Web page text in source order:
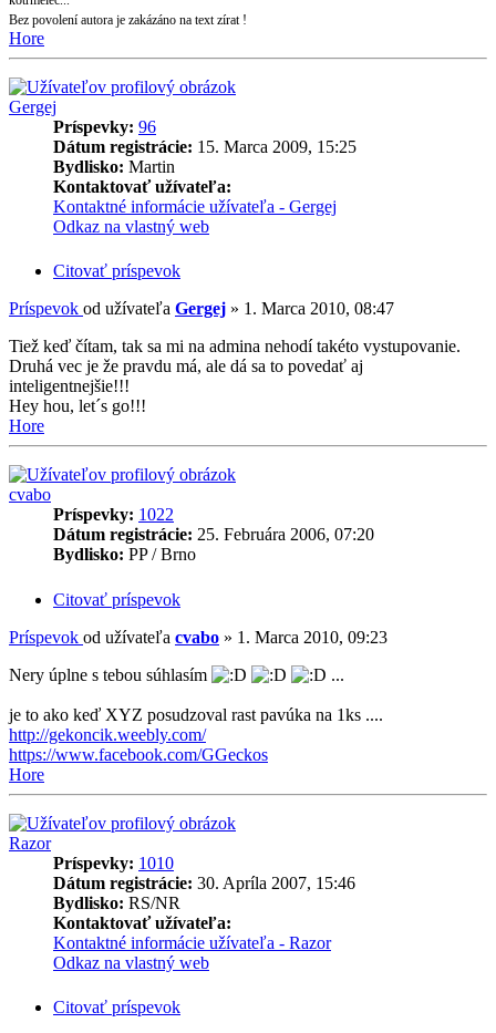
Bez povolení autora je zakázáno na text zírat !
Hore
Gergej
Príspevky: 96
Dátum registrácie: 15. Marca 2009, 15:25
Bydlisko: Martin
Kontaktovať užívateľa:
Kontaktné informácie užívateľa - Gergej
Odkaz na vlastný web
Citovať príspevok
Príspevok od užívateľa Gergej » 1. Marca 2010, 08:47
Tiež keď čítam, tak sa mi na admina nehodí takéto vystupovanie.
Druhá vec je že pravdu má, ale dá sa to povedať aj
inteligentnejšie!!!
Hey hou, let´s go!!!
Hore
cvabo
Príspevky: 1022
Dátum registrácie: 25. Februára 2006, 07:20
Bydlisko: PP / Brno
Citovať príspevok
Príspevok od užívateľa cvabo » 1. Marca 2010, 09:23
Nery úplne s tebou súhlasím
...
je to ako keď XYZ posudzoval rast pavúka na 1ks ....
http://gekoncik.weebly.com/
https://www.facebook.com/GGeckos
Hore
Razor
Príspevky: 1010
Dátum registrácie: 30. Apríla 2007, 15:46
Bydlisko: RS/NR
Kontaktovať užívateľa:
Kontaktné informácie užívateľa - Razor
Odkaz na vlastný web
Citovať príspevok